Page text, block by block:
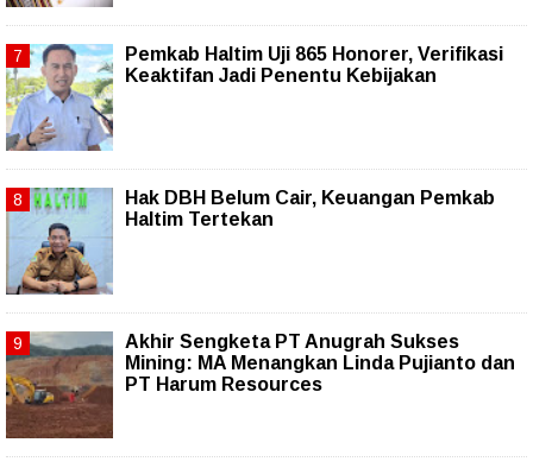
Pemkab Haltim Uji 865 Honorer, Verifikasi
Keaktifan Jadi Penentu Kebijakan
Hak DBH Belum Cair, Keuangan Pemkab
Haltim Tertekan
Akhir Sengketa PT Anugrah Sukses
Mining: MA Menangkan Linda Pujianto dan
PT Harum Resources